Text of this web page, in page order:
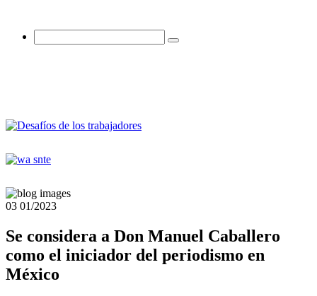
03 01/2023
Se considera a Don Manuel Caballero
como el iniciador del periodismo en
México